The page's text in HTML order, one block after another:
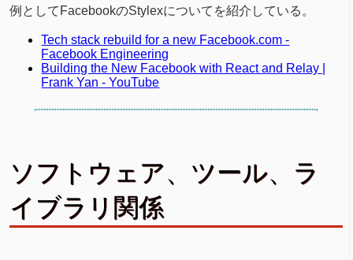
例としてFacebookのStylexについてを紹介している。
Tech stack rebuild for a new Facebook.com -
Facebook Engineering
Building the New Facebook with React and Relay |
Frank Yan - YouTube
ソフトウェア、ツール、ラ
イブラリ関係